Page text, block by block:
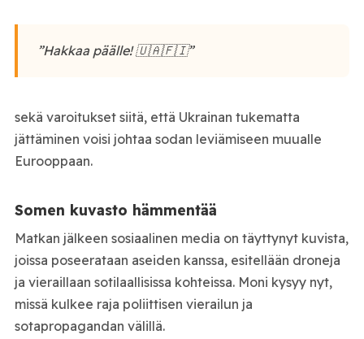
”Hakkaa päälle! 🇺🇦🇫🇮”
sekä varoitukset siitä, että Ukrainan tukematta
jättäminen voisi johtaa sodan leviämiseen muualle
Eurooppaan.
Somen kuvasto hämmentää
Matkan jälkeen sosiaalinen media on täyttynyt kuvista,
joissa poseerataan aseiden kanssa, esitellään droneja
ja vieraillaan sotilaallisissa kohteissa. Moni kysyy nyt,
missä kulkee raja poliittisen vierailun ja
sotapropagandan välillä.